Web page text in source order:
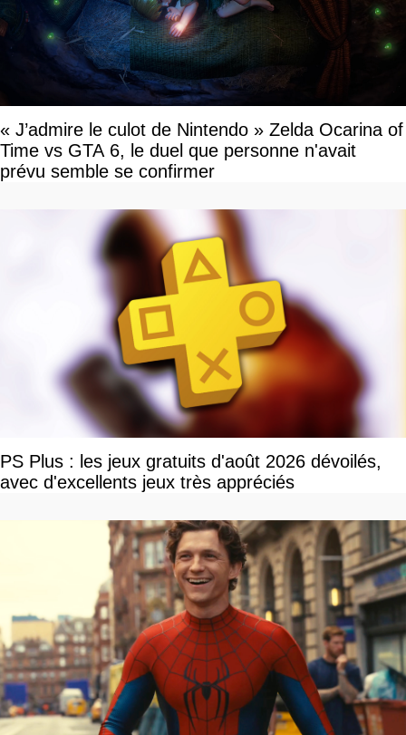
« J’admire le culot de Nintendo » Zelda Ocarina of
Time vs GTA 6, le duel que personne n'avait
prévu semble se confirmer
PS Plus : les jeux gratuits d'août 2026 dévoilés,
avec d'excellents jeux très appréciés